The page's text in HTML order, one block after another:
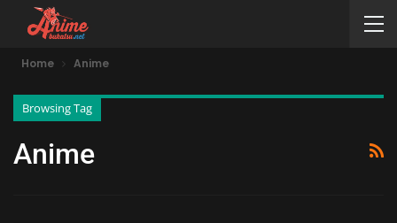
Home Anime
Browsing Tag
Anime